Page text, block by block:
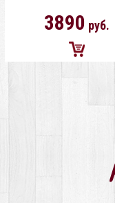
3890 руб.
Добавить